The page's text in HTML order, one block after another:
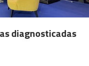
diagnosticadas